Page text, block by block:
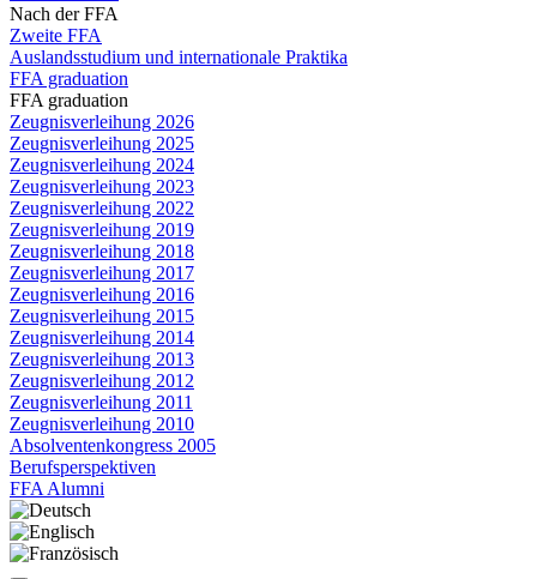
Nach der FFA
Zweite FFA
Auslandsstudium und internationale Praktika
FFA graduation
FFA graduation
Zeugnisverleihung 2026
Zeugnisverleihung 2025
Zeugnisverleihung 2024
Zeugnisverleihung 2023
Zeugnisverleihung 2022
Zeugnisverleihung 2019
Zeugnisverleihung 2018
Zeugnisverleihung 2017
Zeugnisverleihung 2016
Zeugnisverleihung 2015
Zeugnisverleihung 2014
Zeugnisverleihung 2013
Zeugnisverleihung 2012
Zeugnisverleihung 2011
Zeugnisverleihung 2010
Absolventenkongress 2005
Berufsperspektiven
FFA Alumni